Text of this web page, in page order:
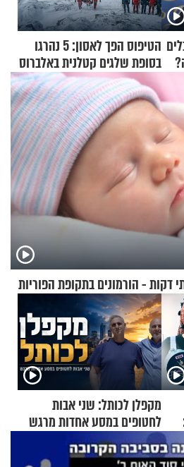
הטיפוס הפך לאסון: 5 נהרגו
בסופת שלגים קטלנית באלברוס
דקות - הורמונים בתקופת הפוריות
מקפלן לכותל: שני אבות
לחטופים במסע אחדות מרגש